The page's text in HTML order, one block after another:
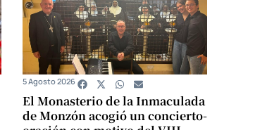
El Monasterio de la Inmaculada
de Monzón acogió un concierto-
5 Agosto 2026